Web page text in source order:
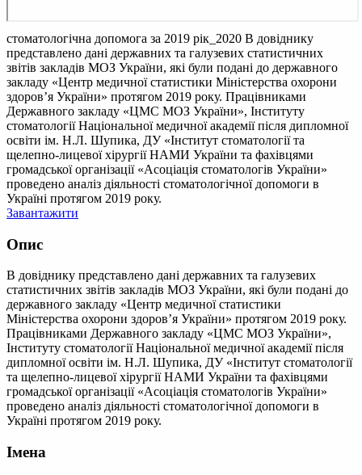
стоматологічна допомога за 2019 рік_2020 В довіднику
представлено дані державних та галузевих статистичних
звітів закладів МОЗ України, які були подані до державного
закладу «Центр медичної статистики Міністерства охорони
здоров’я України» протягом 2019 року. Працівниками
Державного закладу «ЦМС МОЗ України», Інституту
стоматології Національної медичної академії після дипломної
освіти ім. Н.Л. Шупика, ДУ «Інститут стоматології та
щелепно-лицевої хірургії НАМИ України та фахівцями
громадської організації «Асоціація стоматологів України»
проведено аналіз діяльності стоматологічної допомоги в
Україні протягом 2019 року.
Завантажити
Опис
В довіднику представлено дані державних та галузевих
статистичних звітів закладів МОЗ України, які були подані до
державного закладу «Центр медичної статистики
Міністерства охорони здоров’я України» протягом 2019 року.
Працівниками Державного закладу «ЦМС МОЗ України»,
Інституту стоматології Національної медичної академії після
дипломної освіти ім. Н.Л. Шупика, ДУ «Інститут стоматології
та щелепно-лицевої хірургії НАМИ України та фахівцями
громадської організації «Асоціація стоматологів України»
проведено аналіз діяльності стоматологічної допомоги в
Україні протягом 2019 року.
Імена